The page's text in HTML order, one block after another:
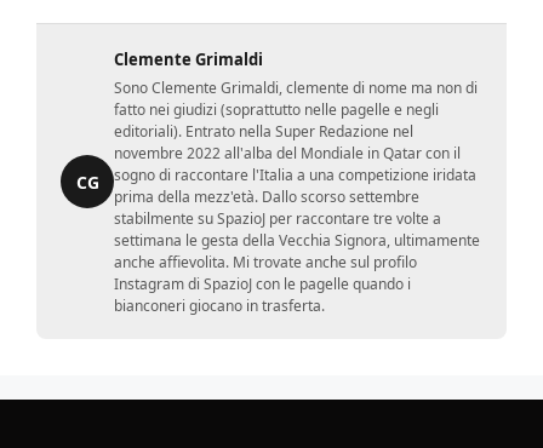
CG
Clemente Grimaldi
Sono Clemente Grimaldi, clemente di nome ma non di
fatto nei giudizi (soprattutto nelle pagelle e negli
editoriali). Entrato nella Super Redazione nel
novembre 2022 all'alba del Mondiale in Qatar con il
sogno di raccontare l'Italia a una competizione iridata
prima della mezz'età. Dallo scorso settembre
stabilmente su SpazioJ per raccontare tre volte a
settimana le gesta della Vecchia Signora, ultimamente
anche affievolita. Mi trovate anche sul profilo
Instagram di SpazioJ con le pagelle quando i
bianconeri giocano in trasferta.